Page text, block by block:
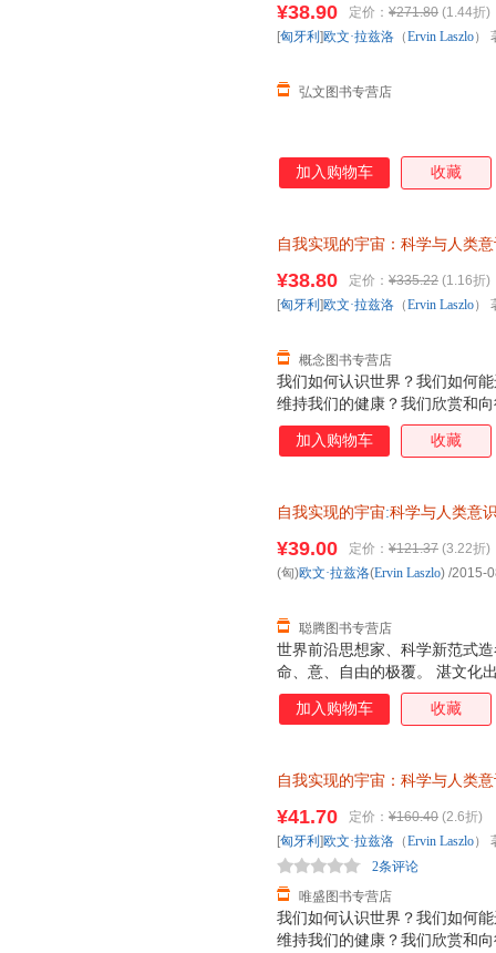
改变我们的世界观，并改变我
提供来自于所有生命系统之间
存后下单，避免纠纷。
¥38.90 定价： ¥271.80 (1.44折)
弘文图书专营店
[匈牙利 ]欧文·拉兹洛 （Ervin Laszlo）
加入购物车 收藏
自我实现的宇宙：科学与人类
退换】
我们如何认识世界？我们如何
维持我们的健康？我们欣赏和
由？我们如何奋斗才能获得哲
科学”和创造了科学革命的激
互联系之时，我们发现科学在
改变我们的世界观，并改变我
提供来自于所有生命系统之间
¥38.80 定价： ¥335.22 (1.16折)
概念图书专营店
[匈牙利 ]欧文·拉兹洛 （Ervin Laszlo）
加入购物车 收藏
自我实现的宇宙:科学与人类意
购！
世界前沿思想家、科学新范式
命、意、自由的极覆。 湛文化
¥39.00 定价： ¥121.37 (3.22折)
聪腾图书专营店
(匈)欧文·拉兹洛(Ervin Laszlo) /2015-
加入购物车 收藏
自我实现的宇宙：科学与人类
退换】
我们如何认识世界？我们如何
维持我们的健康？我们欣赏和
¥41.70 定价： ¥160.40 (2.6折)
唯盛图书专营店
2条评论
[匈牙利 ]欧文·拉兹洛 （Ervin Laszlo）